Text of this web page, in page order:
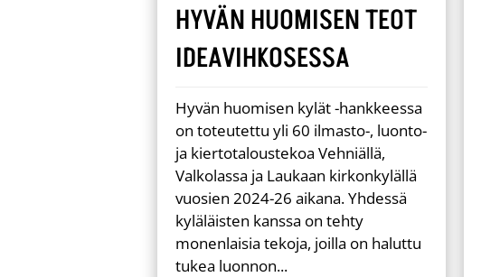
HYVÄN HUOMISEN TEOT
IDEAVIHKOSESSA
Hyvän huomisen kylät -hankkeessa
on toteutettu yli 60 ilmasto-, luonto-
ja kiertotaloustekoa Vehniällä,
Valkolassa ja Laukaan kirkonkylällä
vuosien 2024-26 aikana. Yhdessä
kyläläisten kanssa on tehty
monenlaisia tekoja, joilla on haluttu
tukea luonnon...